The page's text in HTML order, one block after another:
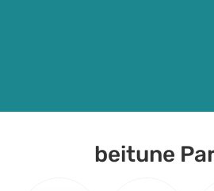
beitune